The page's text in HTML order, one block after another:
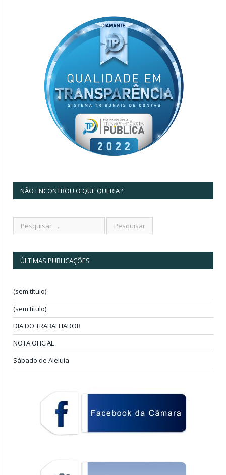
NÃO ENCONTROU O QUE QUERIA?
ÚLTIMAS PUBLICAÇÕES
(sem título)
(sem título)
DIA DO TRABALHADOR
NOTA OFICIAL
Sábado de Aleluia